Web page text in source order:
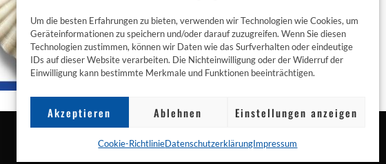
Um die besten Erfahrungen zu bieten, verwenden wir Technologien wie Cookies, um
Geräteinformationen zu speichern und/oder darauf zuzugreifen. Wenn Sie diesen
Technologien zustimmen, können wir Daten wie das Surfverhalten oder eindeutige
IDs auf dieser Website verarbeiten. Die Nichteinwilligung oder der Widerruf der
Einwilligung kann bestimmte Merkmale und Funktionen beeinträchtigen.
Akzeptieren Ablehnen Einstellungen anzeigen
Cookie-RichtlinieDatenschutzerklärungImpressum